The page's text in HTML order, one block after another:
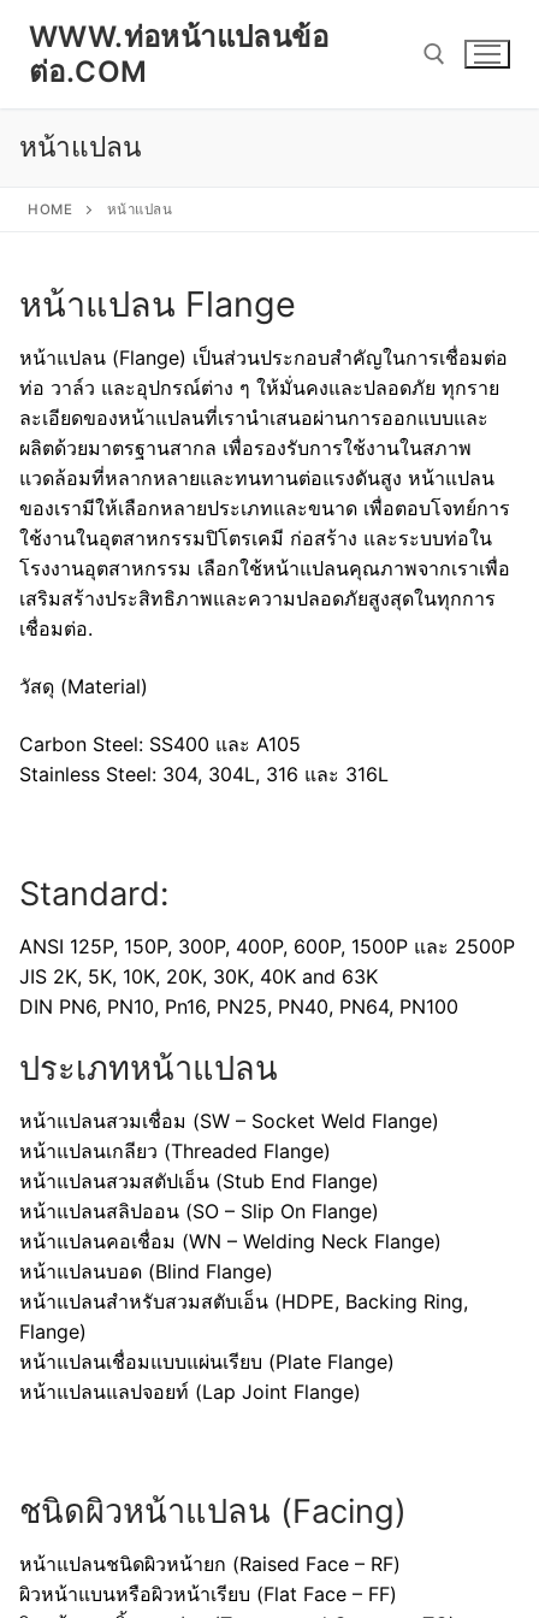
content
WWW.ท่อหน้าแปลนข้อ
ต่อ.COM
หน้าแปลน
HOME หน้าแปลน
หน้าแปลน Flange
หน้าแปลน (Flange) เป็นส่วนประกอบสำคัญในการเชื่อมต่อ
ท่อ วาล์ว และอุปกรณ์ต่าง ๆ ให้มั่นคงและปลอดภัย ทุกราย
ละเอียดของหน้าแปลนที่เรานำเสนอผ่านการออกแบบและ
ผลิตด้วยมาตรฐานสากล เพื่อรองรับการใช้งานในสภาพ
แวดล้อมที่หลากหลายและทนทานต่อแรงดันสูง หน้าแปลน
ของเรามีให้เลือกหลายประเภทและขนาด เพื่อตอบโจทย์การ
ใช้งานในอุตสาหกรรมปิโตรเคมี ก่อสร้าง และระบบท่อใน
โรงงานอุตสาหกรรม เลือกใช้หน้าแปลนคุณภาพจากเราเพื่อ
เสริมสร้างประสิทธิภาพและความปลอดภัยสูงสุดในทุกการ
เชื่อมต่อ.
วัสดุ (Material)
Carbon Steel: SS400 และ A105
Stainless Steel: 304, 304L, 316 และ 316L
Standard:
ANSI 125P, 150P, 300P, 400P, 600P, 1500P และ 2500P
JIS 2K, 5K, 10K, 20K, 30K, 40K and 63K
DIN PN6, PN10, Pn16, PN25, PN40, PN64, PN100
ประเภทหน้าแปลน
หน้าแปลนสวมเชื่อม (SW – Socket Weld Flange)
หน้าแปลนเกลียว (Threaded Flange)
หน้าแปลนสวมสตัปเอ็น (Stub End Flange)
หน้าแปลนสลิปออน (SO – Slip On Flange)
หน้าแปลนคอเชื่อม (WN – Welding Neck Flange)
หน้าแปลนบอด (Blind Flange)
หน้าแปลนสำหรับสวมสตับเอ็น (HDPE, Backing Ring,
Flange)
หน้าแปลนเชื่อมแบบแผ่นเรียบ (Plate Flange)
หน้าแปลนแลปจอยท์ (Lap Joint Flange)
ชนิดผิวหน้าแปลน (Facing)
หน้าแปลนชนิดผิวหน้ายก (Raised Face – RF)
ผิวหน้าแบนหรือผิวหน้าเรียบ (Flat Face – FF)